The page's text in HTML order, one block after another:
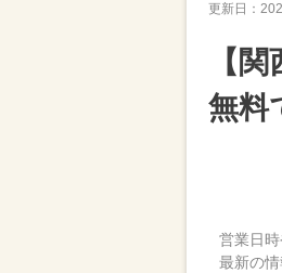
更新日：
【
無料
営業日
最新の情